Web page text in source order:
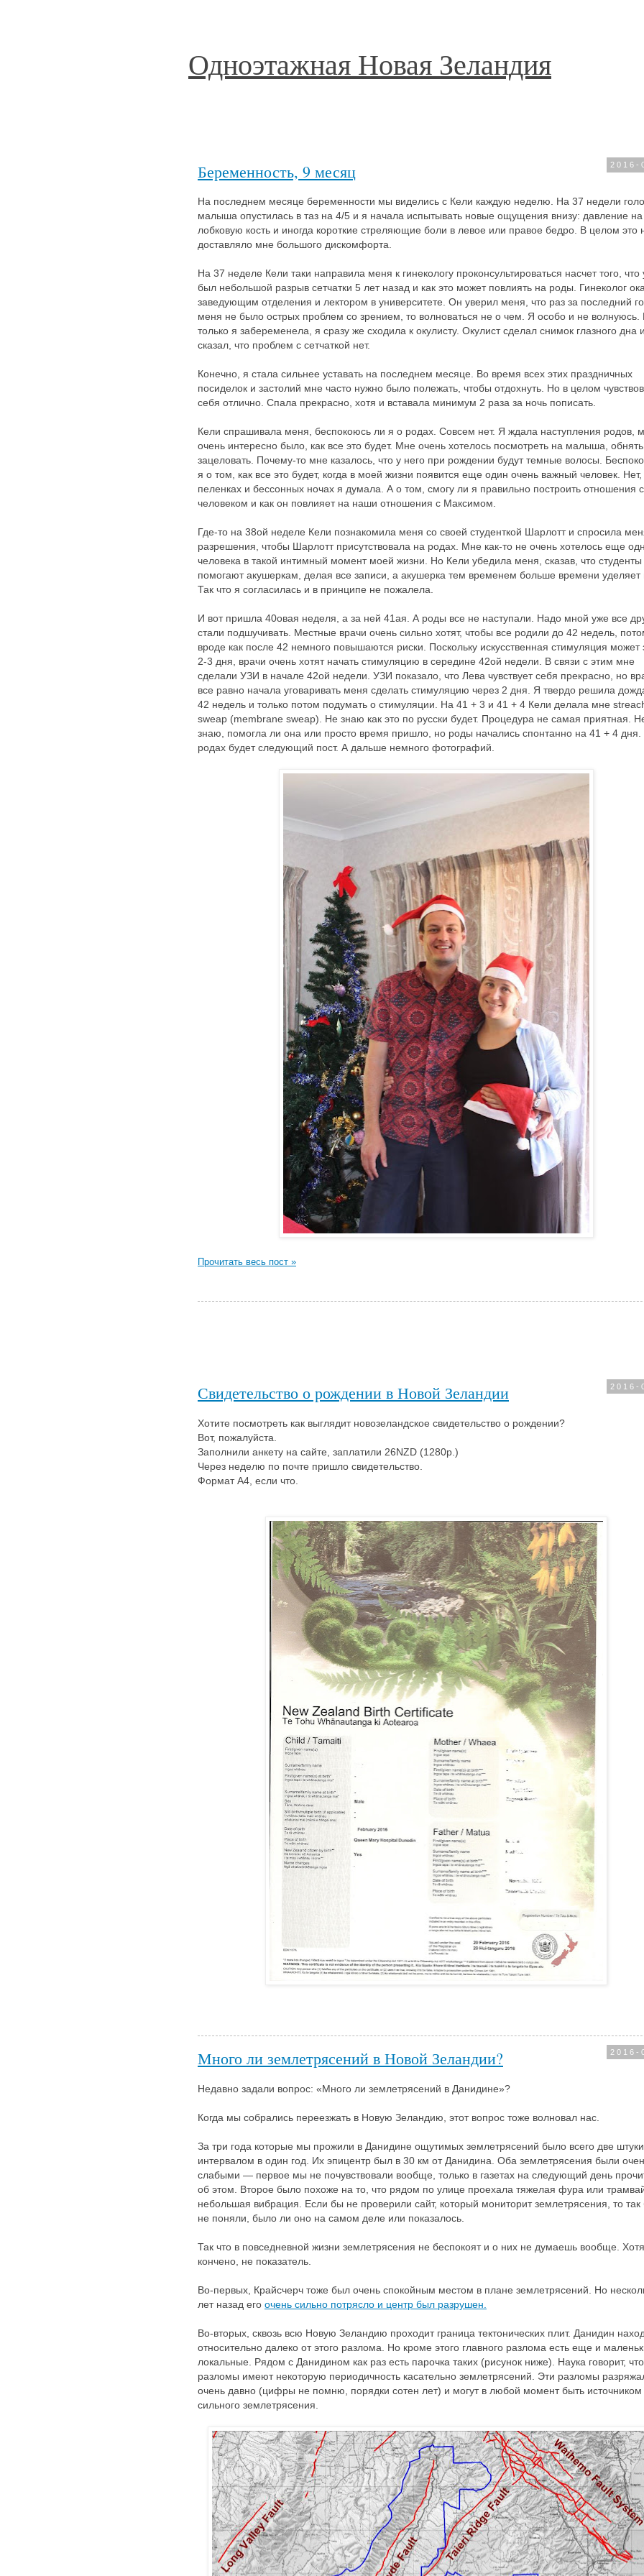
Одноэтажная Новая Зеландия
2016-
Беременность, 9 месяц
На последнем месяце беременности мы виделись с Кели каждую неделю. На 37 недели
малыша опустилась в таз на 4/5 и я начала испытывать новые ощущения внизу: давление на
лобковую кость и иногда короткие стреляющие боли в левое или правое бедро. В целом это
доставляло мне большого дискомфорта.
На 37 неделе Кели таки направила меня к гинекологу проконсультироваться насчет того, что
был небольшой разрыв сетчатки 5 лет назад и как это может повлиять на роды. Гинеколог
заведующим отделения и лектором в университете. Он уверил меня, что раз за последний
меня не было острых проблем со зрением, то волноваться не о чем. Я особо и не волнуюсь.
только я забеременела, я сразу же сходила к окулисту. Окулист сделал снимок глазного дна и
сказал, что проблем с сетчаткой нет.
Конечно, я стала сильнее уставать на последнем месяце. Во время всех этих праздничных
посиделок и застолий мне часто нужно было полежать, чтобы отдохнуть. Но в целом
себя отлично. Спала прекрасно, хотя и вставала минимум 2 раза за ночь пописать.
Кели спрашивала меня, беспокоюсь ли я о родах. Совсем нет. Я ждала наступления родов,
очень интересно было, как все это будет. Мне очень хотелось посмотреть на малыша, обнять
зацеловать. Почему-то мне казалось, что у него при рождении будут темные волосы.
я о том, как все это будет, когда в моей жизни появится еще один очень важный человек.
пеленках и бессонных ночах я думала. А о том, смогу ли я правильно построить отношения
человеком и как он повлияет на наши отношения с Максимом.
Где-то на 38ой неделе Кели познакомила меня со своей студенткой Шарлотт и спросила
разрешения, чтобы Шарлотт присутствовала на родах. Мне как-то не очень хотелось еще
человека в такой интимный момент моей жизни. Но Кели убедила меня, сказав, что студенты
помогают акушеркам, делая все записи, а акушерка тем временем больше времени уделяет
Так что я согласилась и в принципе не пожалела.
И вот пришла 40овая неделя, а за ней 41ая. А роды все не наступали. Надо мной уже все
стали подшучивать. Местные врачи очень сильно хотят, чтобы все родили до 42 недель,
вроде как после 42 немного повышаются риски. Поскольку искусственная стимуляция может
2-3 дня, врачи очень хотят начать стимуляцию в середине 42ой недели. В связи с этим мне
сделали УЗИ в начале 42ой недели. УЗИ показало, что Лева чувствует себя прекрасно, но
все равно начала уговаривать меня сделать стимуляцию через 2 дня. Я твердо решила
42 недель и только потом подумать о стимуляции. На 41 + 3 и 41 + 4 Кели делала мне
sweap (membrane sweap). Не знаю как это по русски будет. Процедура не самая приятная.
знаю, помогла ли она или просто время пришло, но роды начались спонтанно на 41 + 4
родах будет следующий пост. А дальше немного фотографий.
Прочитать весь пост »
2016-
Свидетельство о рождении в Новой Зеландии
Хотите посмотреть как выглядит новозеландское свидетельство о рождении?
Вот, пожалуйста.
Заполнили анкету на сайте, заплатили 26NZD (1280р.)
Через неделю по почте пришло свидетельство.
Формат A4, если что.
2016-
Много ли землетрясений в Новой Зеландии?
Недавно задали вопрос: «Много ли землетрясений в Данидине»?
Когда мы собрались переезжать в Новую Зеландию, этот вопрос тоже волновал нас.
За три года которые мы прожили в Данидине ощутимых землетрясений было всего две
интервалом в один год. Их эпицентр был в 30 км от Данидина. Оба землетрясения были
слабыми — первое мы не почувствовали вообще, только в газетах на следующий день
об этом. Второе было похоже на то, что рядом по улице проехала тяжелая фура или
небольшая вибрация. Если бы не проверили сайт, который мониторит землетрясения, то так
не поняли, было ли оно на самом деле или показалось.
Так что в повседневной жизни землетрясения не беспокоят и о них не думаешь вообще. Хотя
кончено, не показатель.
Во-первых, Крайсчерч тоже был очень спокойным местом в плане землетрясений. Но
лет назад его очень сильно потрясло и центр был разрушен.
Во-вторых, сквозь всю Новую Зеландию проходит граница тектонических плит. Данидин
относительно далеко от этого разлома. Но кроме этого главного разлома есть еще и
локальные. Рядом с Данидином как раз есть парочка таких (рисунок ниже). Наука говорит,
разломы имеют некоторую периодичность касательно землетрясений. Эти разломы
очень давно (цифры не помню, порядки сотен лет) и могут в любой момент быть источником
сильного землетрясения.